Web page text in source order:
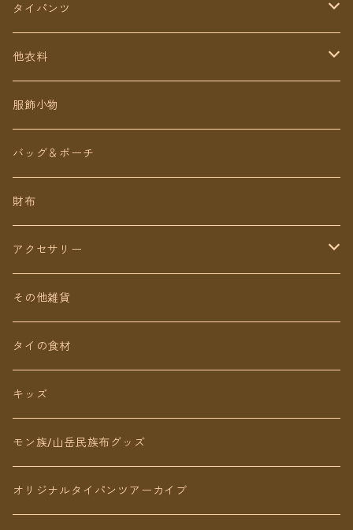
タイパンツ
定番無地タイパンツ
チェトオリジナル
ロング丈
ミディアム丈
ショート丈
Baby&Kids
他衣料
トップス
ワンピース
パンツ
スカート
キッズ
服飾小物
バッグ＆ポーチ
財布
アクセサリー
ピアス（イヤリング）
ネックレス
リング
ブレスレット
アンクレット
その他雑貨
タイの食材
キッズ
モン族/山岳民族布グッズ
オリジナルタイパンツアーカイブ